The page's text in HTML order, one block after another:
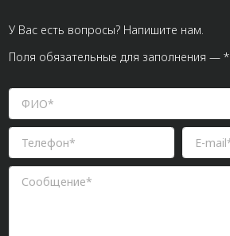
У Вас есть вопросы? Напишите нам.
Поля обязательные для заполнения — *